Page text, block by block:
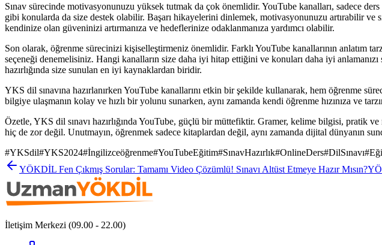
Sınav sürecinde motivasyonunuzu yüksek tutmak da çok önemlidir. YouTube kanalları, sadece
gibi konularda da size destek olabilir. Başarı hikayelerini dinlemek, motivasyonunuzu artırabilir ve
kendinize olan güveninizi artırmanıza ve hedeflerinize odaklanmanıza yardımcı olabilir.
Son olarak, öğrenme sürecinizi kişiselleştirmeniz önemlidir. Farklı YouTube kanallarının anlatım
seçeneği denemelisiniz. Hangi kanalların size daha iyi hitap ettiğini ve konuları daha iyi
hazırlığında size sunulan en iyi kaynaklardan biridir.
YKS dil sınavına hazırlanırken YouTube kanallarını etkin bir şekilde kullanarak, hem öğrenme
bilgiye ulaşmanın kolay ve hızlı bir yolunu sunarken, aynı zamanda kendi öğrenme hızınıza ve
Özetle, YKS dil sınavı hazırlığında YouTube, güçlü bir müttefiktir. Gramer, kelime bilgisi, pratik
hiç de zor değil. Unutmayın, öğrenmek sadece kitaplardan değil, aynı zamanda dijital dünyanın
#YKSdil#YKS2024#İngilizceöğrenme#YouTubeEğitim#SınavHazırlık#OnlineDers#DilSınavı#
YÖKDİL Fen Çıkmış Sorular: Tamamı Video Çözümlü! Sınavı Altüst Etmeye Hazır Mısın?
İletişim Merkezi (09.00 - 22.00)